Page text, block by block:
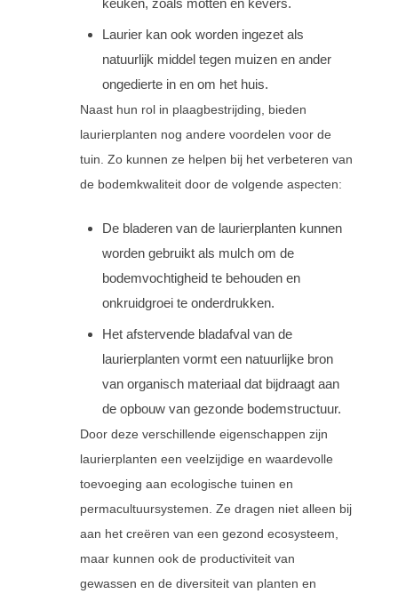
Laurier kan ook worden ingezet als
natuurlijk middel tegen muizen en ander
ongedierte in en om het huis.
Naast hun rol in plaagbestrijding, bieden
laurierplanten nog andere voordelen voor de
tuin. Zo kunnen ze helpen bij het verbeteren van
de bodemkwaliteit door de volgende aspecten:
De bladeren van de laurierplanten kunnen
worden gebruikt als mulch om de
bodemvochtigheid te behouden en
onkruidgroei te onderdrukken.
Het afstervende bladafval van de
laurierplanten vormt een natuurlijke bron
van organisch materiaal dat bijdraagt aan
de opbouw van gezonde bodemstructuur.
Door deze verschillende eigenschappen zijn
laurierplanten een veelzijdige en waardevolle
toevoeging aan ecologische tuinen en
permacultuursystemen. Ze dragen niet alleen bij
aan het creëren van een gezond ecosysteem,
maar kunnen ook de productiviteit van
gewassen en de diversiteit van planten en